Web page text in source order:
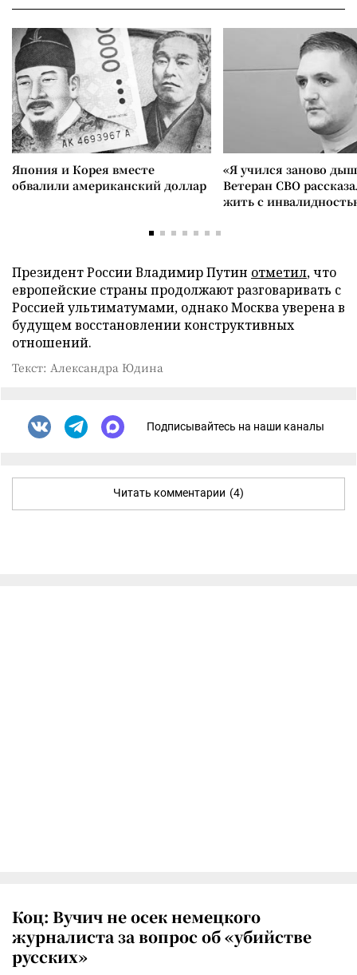
Япония и Корея вместе
обвалили американский доллар
«Я учился заново
Ветеран СВО
жить с
Президент России Владимир Путин отметил, что
европейские страны продолжают разговаривать с
Россией ультиматумами, однако Москва уверена в
будущем восстановлении конструктивных
отношений.
Текст: Александра Юдина
Подписывайтесь на наши каналы
Читать комментарии (4)
Коц: Вучич не осек немецкого
журналиста за вопрос об «убийстве
русских»